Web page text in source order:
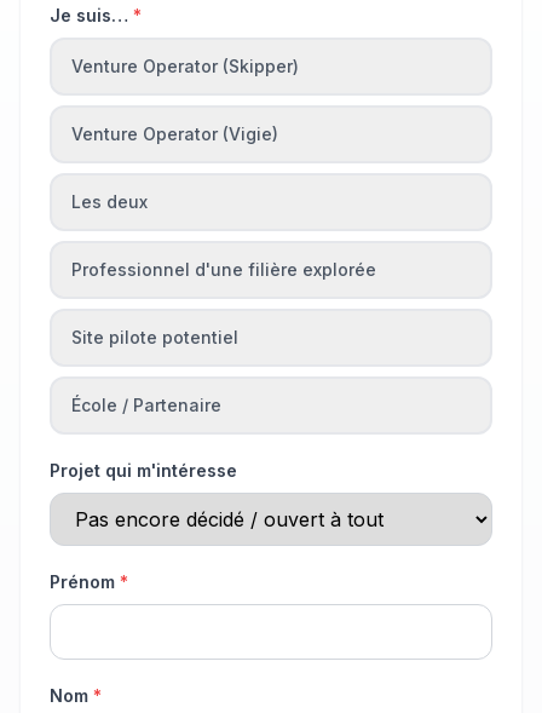
Je suis… *
Venture Operator (Skipper)
Venture Operator (Vigie)
Les deux
Professionnel d'une filière explorée
Site pilote potentiel
École / Partenaire
Projet qui m'intéresse
Prénom *
Nom *